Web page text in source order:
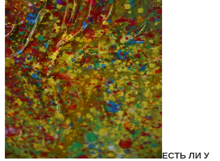
ЕСТЬ ЛИ У